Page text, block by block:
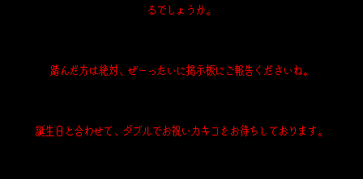
るでしょうか。
踏んだ方は絶対、ぜーったいに掲示板にご報告くださいね。
誕生日と合わせて、ダブルでお祝いカキコをお待ちしております。